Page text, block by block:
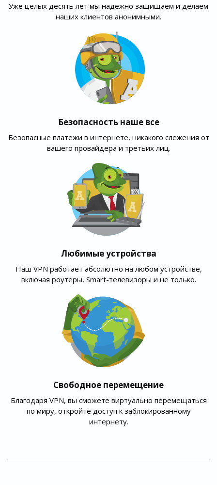
Уже целых десять лет мы надежно защищаем и делаем
наших клиентов анонимными.
Безопасность наше все
Безопасные платежи в интернете, никакого слежения от
вашего провайдера и третьих лиц.
Любимые устройства
Наш VPN работает абсолютно на любом устройстве,
включая роутеры, Smart-телевизоры и не только.
Свободное перемещение
Благодаря VPN, вы сможете виртуально перемещаться
по миру, откройте доступ к заблокированному
интернету.